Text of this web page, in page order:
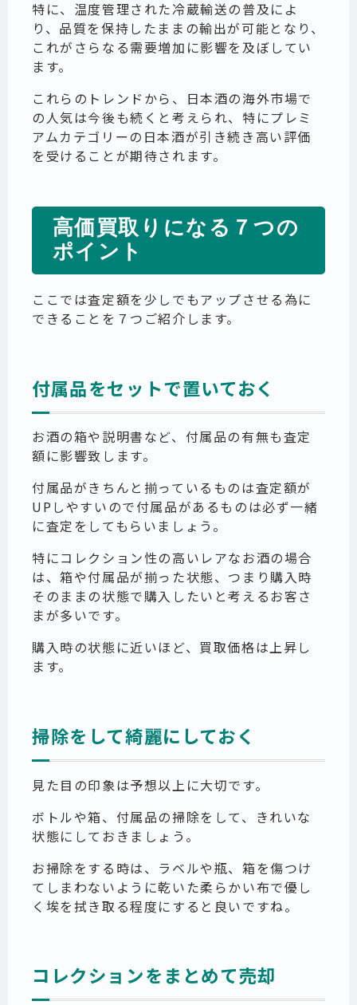
特に、温度管理された冷蔵輸送の普及によ
り、品質を保持したままの輸出が可能となり、
これがさらなる需要増加に影響を及ぼしてい
ます。
これらのトレンドから、日本酒の海外市場で
の人気は今後も続くと考えられ、特にプレミ
アムカテゴリーの日本酒が引き続き高い評価
を受けることが期待されます。
高価買取りになる７つの
ポイント
ここでは査定額を少しでもアップさせる為に
できることを７つご紹介します。
付属品をセットで置いておく
お酒の箱や説明書など、付属品の有無も査定
額に影響致します。
付属品がきちんと揃っているものは査定額が
UPしやすいので付属品があるものは必ず一緒
に査定をしてもらいましょう。
特にコレクション性の高いレアなお酒の場合
は、箱や付属品が揃った状態、つまり購入時
そのままの状態で購入したいと考えるお客さ
まが多いです。
購入時の状態に近いほど、買取価格は上昇し
ます。
掃除をして綺麗にしておく
見た目の印象は予想以上に大切です。
ボトルや箱、付属品の掃除をして、きれいな
状態にしておきましょう。
お掃除をする時は、ラベルや瓶、箱を傷つけ
てしまわないように乾いた柔らかい布で優し
く埃を拭き取る程度にすると良いですね。
コレクションをまとめて売却